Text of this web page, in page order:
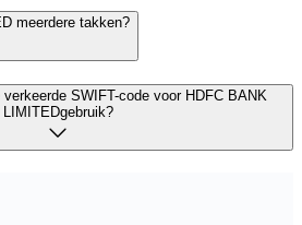
meerdere takken?
SWIFT-code voor HDFC BANK
LIMITEDgebruik?